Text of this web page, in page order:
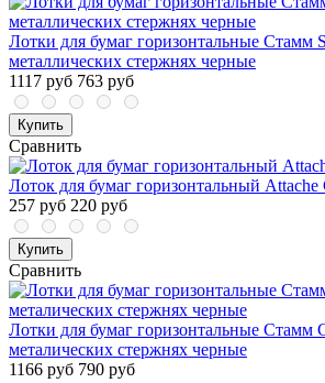
Лотки для бумаг горизонтальные Стамм
металлических стержнях черные
1117 руб 763 руб
Купить
Сравнить
Лоток для бумаг горизонтальный
257 руб 220 руб
Купить
Сравнить
Лотки для бумаг горизонтальные Стамм
металических стержнях черные
1166 руб 790 руб